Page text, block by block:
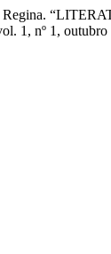
Regina.
1, nº 1,